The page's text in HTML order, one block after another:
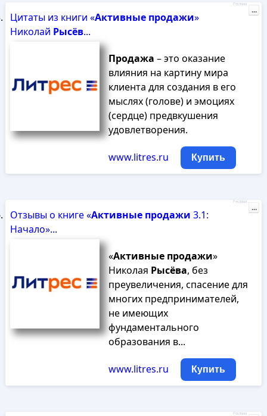
Цитаты из книги «Активные продажи»
Николай Рысёв...
Продажа – это оказание
влияния на картину мира
клиента для создания в его
мыслях (голове) и эмоциях
(сердце) предвкушения
удовлетворения.
www.litres.ru Купить
Реклама
...
Отзывы о книге «Активные продажи 3.1:
Начало»...
«Активные продажи»
Николая Рысёва, без
преувеличения, спасение для
многих предпринимателей,
не имеющих
фундаментального
образования в...
www.litres.ru Купить
Реклама
...
Реклама